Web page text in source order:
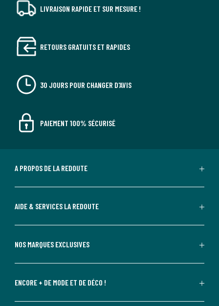
LIVRAISON RAPIDE ET SUR MESURE !
RETOURS GRATUITS ET RAPIDES
30 JOURS POUR CHANGER D'AVIS
PAIEMENT 100% SÉCURISÉ
A PROPOS DE LA REDOUTE
AIDE & SERVICES LA REDOUTE
NOS MARQUES EXCLUSIVES
ENCORE + DE MODE ET DE DÉCO !